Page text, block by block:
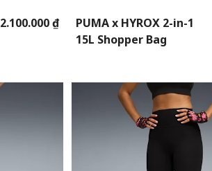
2.100.000 ₫
PUMA x HYROX 2-in-1
15L Shopper Bag